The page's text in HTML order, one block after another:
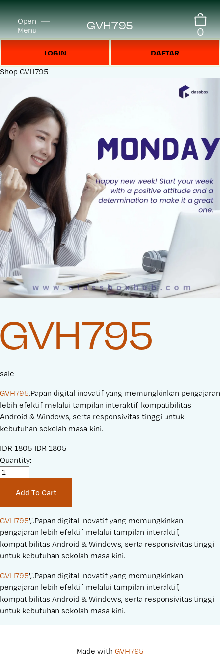
Open
Menu
GVH795 0
LOGIN DAFTAR
Shop GVH795
GVH795
sale
GVH795,Papan digital inovatif yang memungkinkan pengajaran
lebih efektif melalui tampilan interaktif, kompatibilitas
Android & Windows, serta responsivitas tinggi untuk
kebutuhan sekolah masa kini.
S
a
r
i
c
e
:
IDR 1805 O
i
n
a
l
P
r
c
e
:
IDR 1805
Quantity:
Add To Cart
GVH795','.Papan digital inovatif yang memungkinkan
pengajaran lebih efektif melalui tampilan interaktif,
kompatibilitas Android & Windows, serta responsivitas tinggi
untuk kebutuhan sekolah masa kini.
GVH795','.Papan digital inovatif yang memungkinkan
pengajaran lebih efektif melalui tampilan interaktif,
kompatibilitas Android & Windows, serta responsivitas tinggi
untuk kebutuhan sekolah masa kini.
Made with GVH795